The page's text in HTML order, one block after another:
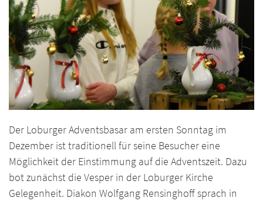
Der Loburger Adventsbasar am ersten Sonntag im
Dezember ist traditionell für seine Besucher eine
Möglichkeit der Einstimmung auf die Adventszeit. Dazu
bot zunächst die Vesper in der Loburger Kirche
Gelegenheit. Diakon Wolfgang Rensinghoff sprach in